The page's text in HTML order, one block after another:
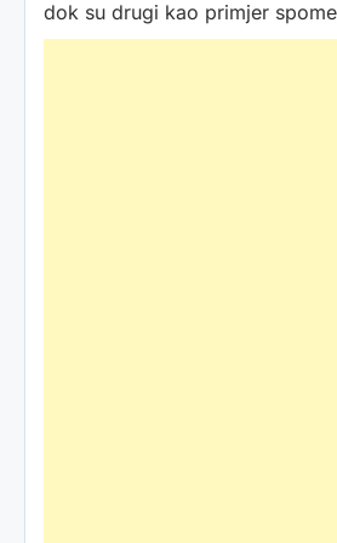
dok su drugi kao primjer